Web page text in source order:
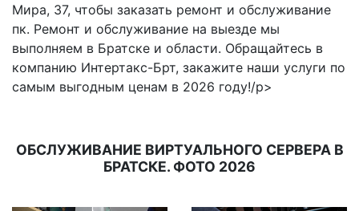
Мира, 37, чтобы заказать ремонт и обслуживание
пк. Ремонт и обслуживание на выезде мы
выполняем в Братске и области. Обращайтесь в
компанию Интертакс-Брт, закажите наши услуги по
самым выгодным ценам в 2026 году!/p>
ОБСЛУЖИВАНИЕ ВИРТУАЛЬНОГО СЕРВЕРА В
БРАТСКЕ. ФОТО 2026